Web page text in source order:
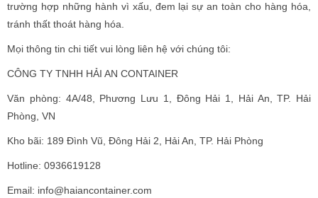
trường hợp những hành vì xấu, đem lại sự an toàn cho hàng hóa,
tránh thất thoát hàng hóa.
Mọi thông tin chi tiết vui lòng liên hệ với chúng tôi:
CÔNG TY TNHH HẢI AN CONTAINER
Văn phòng: 4A/48, Phương Lưu 1, Đông Hải 1, Hải An, TP. Hải
Phòng, VN
Kho bãi: 189 Đình Vũ, Đông Hải 2, Hải An, TP. Hải Phòng
Hotline: 0936619128
Email: info@haiancontainer.com